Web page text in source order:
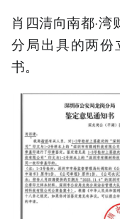
肖四清向南都·
分局出具的两
书。